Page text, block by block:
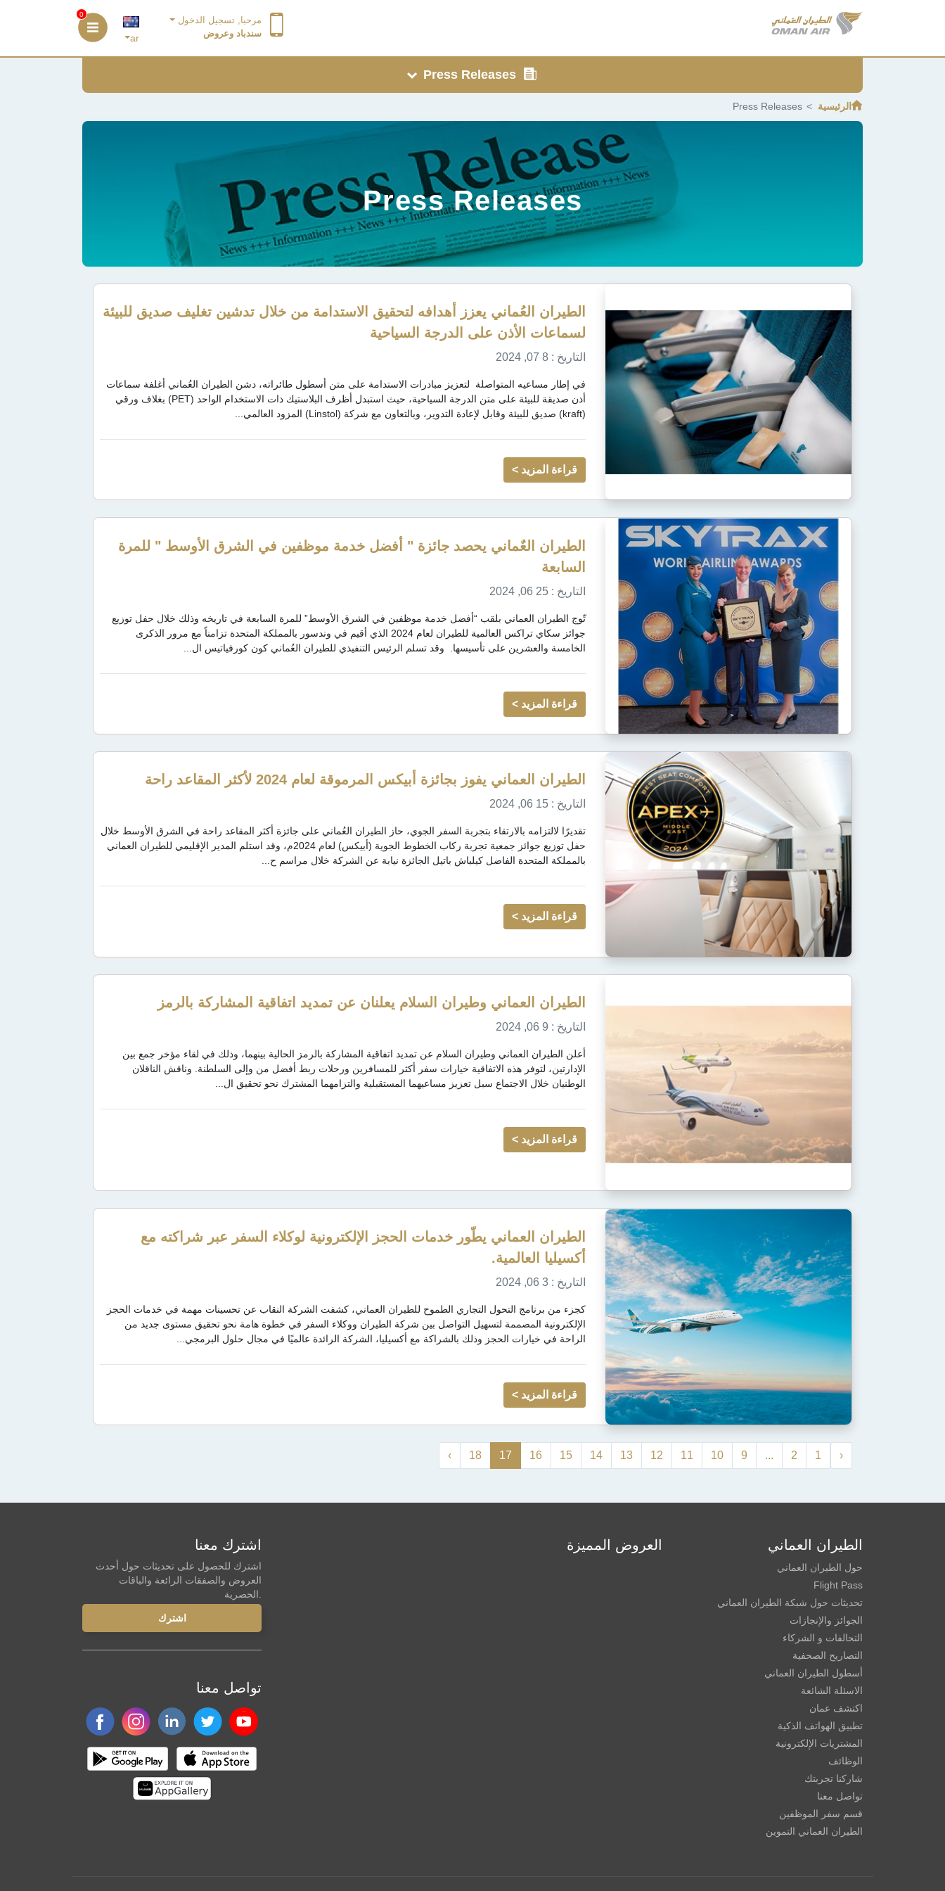
0
ar
مرحبا, تسجيل الدخول
سندباد وعروض
Press Releases
الرئيسية Press Releases
Press Releases
الطيران العُماني يعزز أهدافه لتحقيق الاستدامة من خلال تدشين تغليف صديق للبيئة
لسماعات الأذن على الدرجة السياحية
التاريخ : 8 07, 2024
في إطار مساعيه المتواصلة لتعزيز مبادرات الاستدامة على متن أسطول طائراته، دشن الطيران العُماني أغلفة سماعات
أذن صديقة للبيئة على متن الدرجة السياحية، حيث استبدل أظرف البلاستيك ذات الاستخدام الواحد (PET) بغلاف ورقي
(kraft) صديق للبيئة وقابل لإعادة التدوير، وبالتعاون مع شركة (Linstol) المزود العالمي...
قراءة المزيد >
الطيران العٌماني يحصد جائزة " أفضل خدمة موظفين في الشرق الأوسط " للمرة
السابعة
التاريخ : 25 06, 2024
تّوج الطيران العماني بلقب “أفضل خدمة موظفين في الشرق الأوسط” للمرة السابعة في تاريخه وذلك خلال حفل توزيع
جوائز سكاي تراكس العالمية للطيران لعام 2024 الذي أقيم في وندسور بالمملكة المتحدة تزامناً مع مرور الذكرى
الخامسة والعشرين على تأسيسها. وقد تسلم الرئيس التنفيذي للطيران العُماني كون كورفياتيس ال...
قراءة المزيد >
الطيران العماني يفوز بجائزة أبيكس المرموقة لعام 2024 لأكثر المقاعد راحة
التاريخ : 15 06, 2024
تقديرًا لالتزامه بالارتقاء بتجربة السفر الجوي، حاز الطيران العُماني على جائزة أكثر المقاعد راحة في الشرق الأوسط خلال
حفل توزيع جوائز جمعية تجربة ركاب الخطوط الجوية (أبيكس) لعام 2024م، وقد استلم المدير الإقليمي للطيران العماني
بالمملكة المتحدة الفاضل كيلباش باتيل الجائزة نيابة عن الشركة خلال مراسم ح...
قراءة المزيد >
الطيران العماني وطيران السلام يعلنان عن تمديد اتفاقية المشاركة بالرمز
التاريخ : 9 06, 2024
أعلن الطيران العماني وطيران السلام عن تمديد اتفاقية المشاركة بالرمز الحالية بينهما، وذلك في لقاء مؤخر جمع بين
الإدارتين، لتوفر هذه الاتفاقية خيارات سفر أكثر للمسافرين ورحلات ربط أفضل من وإلى السلطنة. وناقش الناقلان
الوطنيان خلال الاجتماع سبل تعزيز مساعيهما المستقبلية والتزامهما المشترك نحو تحقيق ال...
قراءة المزيد >
الطيران العماني يطّور خدمات الحجز الإلكترونية لوكلاء السفر عبر شراكته مع
أكسيليا العالمية.
التاريخ : 3 06, 2024
كجزء من برنامج التحول التجاري الطموح للطيران العماني، كشفت الشركة النقاب عن تحسينات مهمة في خدمات الحجز
الإلكترونية المصممة لتسهيل التواصل بين شركة الطيران ووكلاء السفر في خطوة هامة نحو تحقيق مستوى جديد من
الراحة في خيارات الحجز وذلك بالشراكة مع أكسيليا، الشركة الرائدة عالميًا في مجال حلول البرمجي...
قراءة المزيد >
‹
1
2
...
9
10
11
12
13
14
15
16
17
18
›
اشترك معنا
اشترك للحصول على تحديثات حول أحدث
العروض والصفقات الرائعة والباقات
تواصل معنا
العروض المميزة الطيران العماني
حول الطيران العماني
Flight Pass
تحديثات حول شبكة الطيران العماني
الجوائز والإنجازات
التحالفات و الشركاء
التصاريح الصحفية
أسطول الطيران العماني
الاسئلة الشائعة
اكتشف عمان
تطبيق الهواتف الذكية
المشتريات الإلكترونية
الوظائف
شاركنا تجربتك
تواصل معنا
قسم سفر الموظفين
الطيران العماني التموين